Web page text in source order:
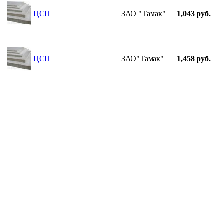
ЦСП ЗАО "Тамак" 1,043 руб.
ЦСП ЗАО"Тамак" 1,458 руб.